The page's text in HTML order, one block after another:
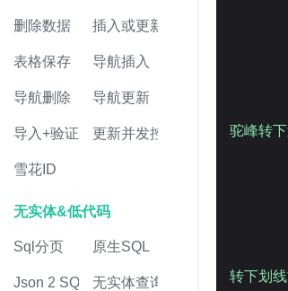
删除数据 插入或更新
表格保存 导航插入
导航删除 导航更新
导入+验证 更新并发控制
雪花ID
无实体&低代码
Sql分页 原生SQL
Json 2 SQL 无实体查询
驼峰转
转下划